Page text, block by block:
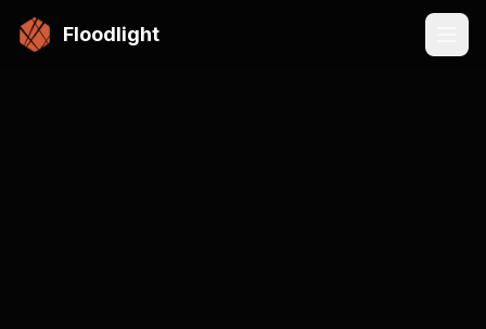
メインコンテンツにスキップ
Floodlight